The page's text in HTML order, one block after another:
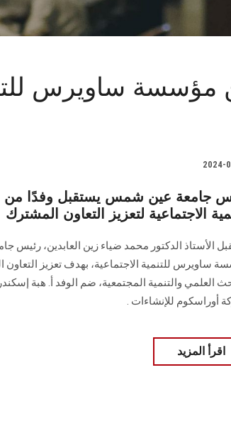
ساويرس
2024-
جامعة عين شمس يستقبل وفدًا
الاجتماعية لتعزيز التعاون المشترك
الأستاذ الدكتور محمد ضياء زين العابدين،
‏ساويرس للتنمية الاجتماعية، بهدف تعزيز التعاون
العلمي ‏والتنمية المجتمعية، ضم الوفد أ. هبة
أوراسكوم ‏للإنشاءات .
اقرأ المزيد